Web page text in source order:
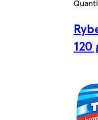
120